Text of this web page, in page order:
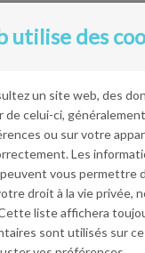
est fière de
et de
a pour but
de nos
formulaire
pouvez
fois soumise, votre
utilise des
un site web, des
de celui-ci,
ou sur votre
Les
vous permettre
droit à la vie privée,
liste affichera
sont utilisés sur